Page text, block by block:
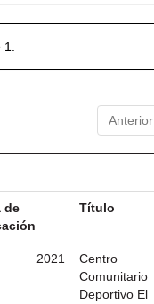
Anterior
de
Título
2021
Centro
Comunitario
Deportivo El